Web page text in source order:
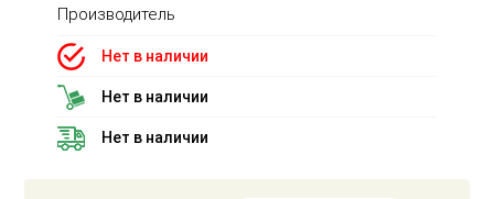
Производитель
Нет в наличии
Нет в наличии
Нет в наличии